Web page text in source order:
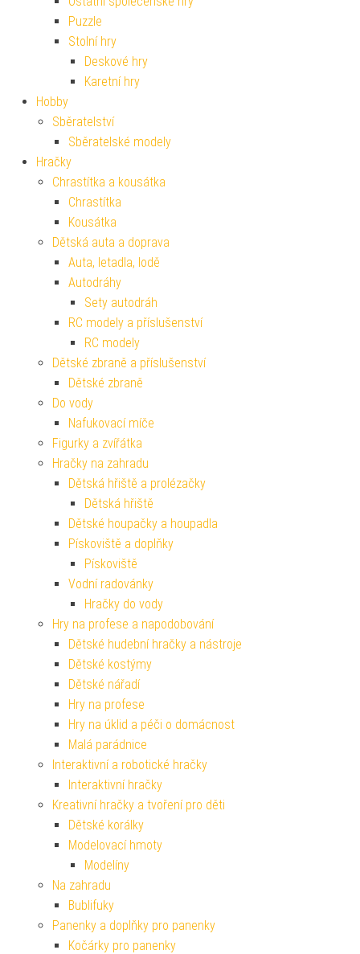
Puzzle
Stolní hry
Deskové hry
Karetní hry
Hobby
Sběratelství
Sběratelské modely
Hračky
Chrastítka a kousátka
Chrastítka
Kousátka
Dětská auta a doprava
Auta, letadla, lodě
Autodráhy
Sety autodráh
RC modely a příslušenství
RC modely
Dětské zbraně a příslušenství
Dětské zbraně
Do vody
Nafukovací míče
Figurky a zvířátka
Hračky na zahradu
Dětská hřiště a prolézačky
Dětská hřiště
Dětské houpačky a houpadla
Pískoviště a doplňky
Pískoviště
Vodní radovánky
Hračky do vody
Hry na profese a napodobování
Dětské hudební hračky a nástroje
Dětské kostýmy
Dětské nářadí
Hry na profese
Hry na úklid a péči o domácnost
Malá parádnice
Interaktivní a robotické hračky
Interaktivní hračky
Kreativní hračky a tvoření pro děti
Dětské korálky
Modelovací hmoty
Modelíny
Na zahradu
Bublifuky
Panenky a doplňky pro panenky
Kočárky pro panenky